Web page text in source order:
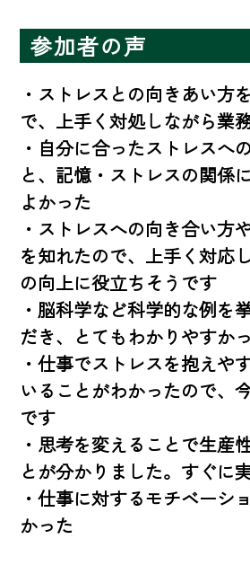
参加者の声
・ストレスとの向きあい方
で、上手く対処しながら業
・自分に合ったストレスへ
と、記憶・ストレスの関係
よかった
・ストレスへの向き合い方
を知れたので、上手く対応
の向上に役立ちそうです
・脳科学など科学的な例を
だき、とてもわかりやすか
・仕事でストレスを抱えや
いることがわかったので、
です
・思考を変えることで生産
とが分かりました。すぐに
・仕事に対するモチベーシ
かった